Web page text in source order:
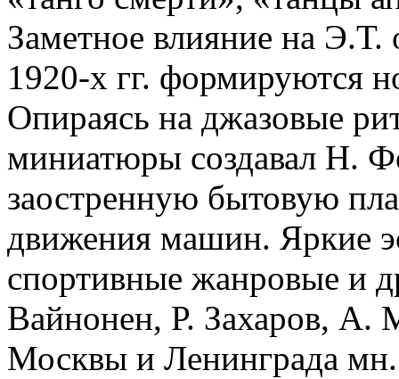
Заметное влияние на
1920-х гг. формируются
Опираясь на джазовые
миниатюры создавал Н.
заостренную бытовую
движения машин. Яркие
спортивные жанровые и
Вайнонен, Р. Захаров, А.
Москвы и Ленинграда